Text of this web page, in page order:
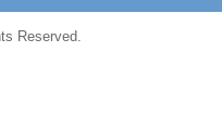
Reserved.